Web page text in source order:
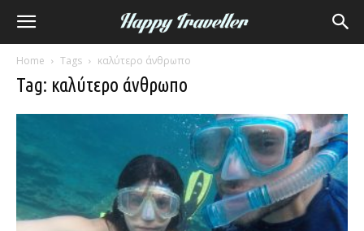
Home Tags καλύτερο άνθρωπο
Tag: καλύτερο άνθρωπο